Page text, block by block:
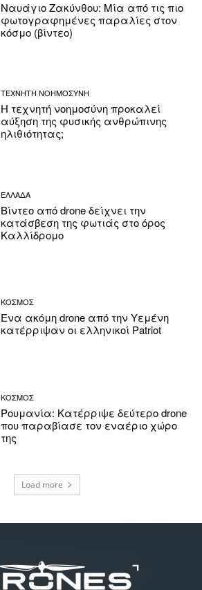
Ναυάγιο Ζακύνθου: Μία από τις πιο
φωτογραφημένες παραλίες στον
κόσμο (βίντεο)
ΤΕΧΝΗΤΗ ΝΟΗΜΟΣΥΝΗ
Η τεχνητή νοημοσύνη προκαλεί
αύξηση της φυσικής ανθρώπινης
ηλιθιότητας;
ΕΛΛΑΔΑ
Βίντεο από drone δείχνει την
κατάσβεση της φωτιάς στο όρος
Καλλίδρομο
ΚΟΣΜΟΣ
Ένα ακόμη drone από την Υεμένη
κατέρριψαν οι ελληνικοί Patriot
ΚΟΣΜΟΣ
Ρουμανία: Κατέρριψε δεύτερο drone
που παραβίασε τον εναέριο χώρο
της
Load more